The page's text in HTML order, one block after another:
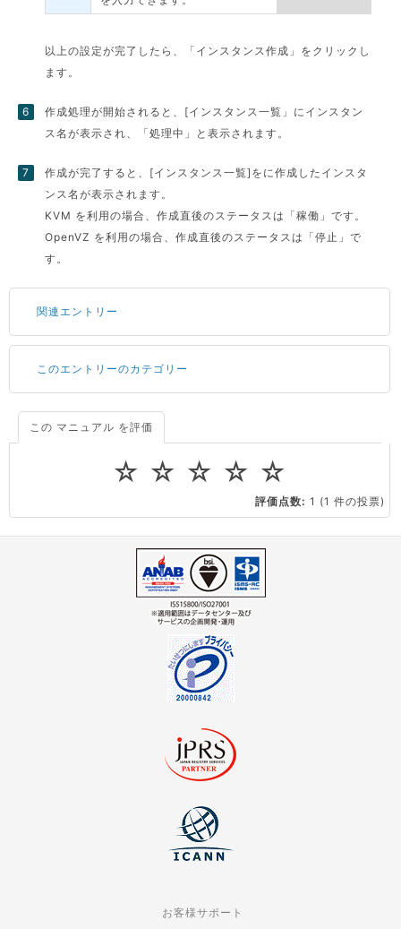
以上の設定が完了したら、「インスタンス作成」をクリックし
ます。
作成処理が開始されると、[インスタンス一覧」にインスタン
ス名が表示され、「処理中」と表示されます。
作成が完了すると、[インスタンス一覧]をに作成したインスタ
ンス名が表示されます。
KVM を利用の場合、作成直後のステータスは「稼働」です。
OpenVZ を利用の場合、作成直後のステータスは「停止」で
す。
関連エントリー
ドメインの種類と取得手順
Tera Term の設定方法
PuTTY のインストール方法
PuTTY用に秘密鍵を変換する
このエントリーのカテゴリー
イメージ
イメージ スナップショット
この マニュアル を評価
☆
☆
☆
☆
☆
評価点数: 1 (1 件の投票)
お客様サポート